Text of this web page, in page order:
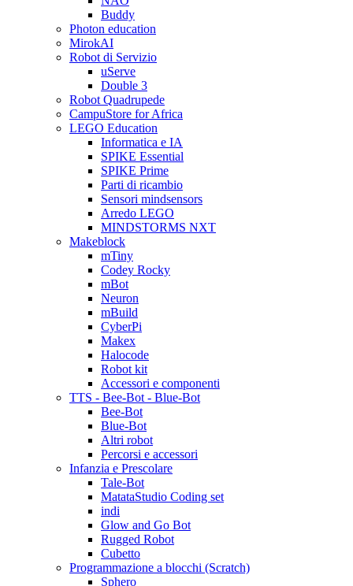
Buddy
Photon education
MirokAI
Robot di Servizio
uServe
Double 3
Robot Quadrupede
CampuStore for Africa
LEGO Education
Informatica e IA
SPIKE Essential
SPIKE Prime
Parti di ricambio
Sensori mindsensors
Arredo LEGO
MINDSTORMS NXT
Makeblock
mTiny
Codey Rocky
mBot
Neuron
mBuild
CyberPi
Makex
Halocode
Robot kit
Accessori e componenti
TTS - Bee-Bot - Blue-Bot
Bee-Bot
Blue-Bot
Altri robot
Percorsi e accessori
Infanzia e Prescolare
Tale-Bot
MatataStudio Coding set
indi
Glow and Go Bot
Rugged Robot
Cubetto
Programmazione a blocchi (Scratch)
Sphero